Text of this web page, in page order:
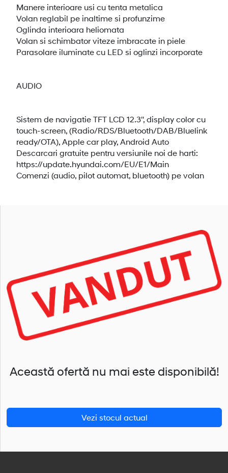
Manere interioare usi cu tenta metalica
Volan reglabil pe inaltime si profunzime
Oglinda interioara heliomata
Volan si schimbator viteze imbracate in piele
Parasolare iluminate cu LED si oglinzi incorporate
AUDIO
Sistem de navigatie TFT LCD 12.3'', display color cu
touch-screen, (Radio/RDS/Bluetooth/DAB/Bluelink
ready/OTA), Apple car play, Android Auto
Descarcari gratuite pentru versiunile noi de harti:
https://update.hyundai.com/EU/E1/Main
Comenzi (audio, pilot automat, bluetooth) pe volan
Această ofertă nu mai este disponibilă!
Vezi stocul actual